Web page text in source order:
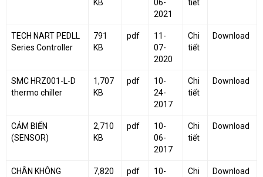
KB
06-
2021
tiết
TECH NART PEDLL
Series Controller
791
KB
pdf
11-
07-
2020
Chi
tiết
Download
SMC HRZ001-L-D
thermo chiller
1,707
KB
pdf
10-
24-
2017
Chi
tiết
Download
CẢM BIẾN
(SENSOR)
2,710
KB
pdf
10-
06-
2017
Chi
tiết
Download
CHÂN KHÔNG
7,820
pdf
10-
Chi
Download